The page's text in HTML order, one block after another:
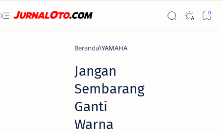
Beranda YAMAHA
Jangan
Sembarang
Ganti
Warna